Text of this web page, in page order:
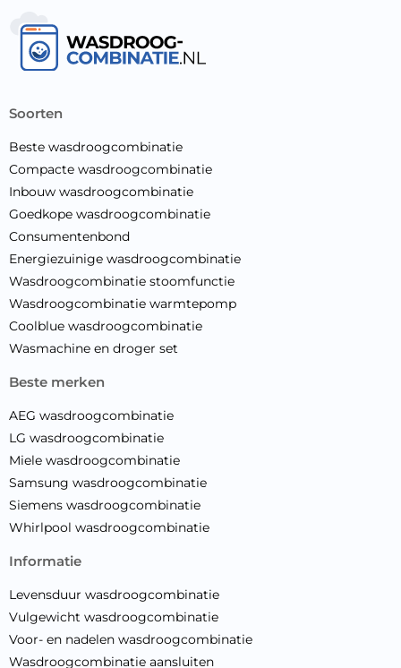
soorten
Beste wasdroogcombinatie
Compacte wasdroogcombinatie
Inbouw wasdroogcombinatie
Goedkope wasdroogcombinatie
Consumentenbond
Energiezuinige wasdroogcombinatie
Wasdroogcombinatie stoomfunctie
Wasdroogcombinatie warmtepomp
Coolblue wasdroogcombinatie
Wasmachine en droger set
beste merken
AEG wasdroogcombinatie
LG wasdroogcombinatie
Miele wasdroogcombinatie
Samsung wasdroogcombinatie
Siemens wasdroogcombinatie
Whirlpool wasdroogcombinatie
informatie
Levensduur wasdroogcombinatie
Vulgewicht wasdroogcombinatie
Voor- en nadelen wasdroogcombinatie
Wasdroogcombinatie aansluiten